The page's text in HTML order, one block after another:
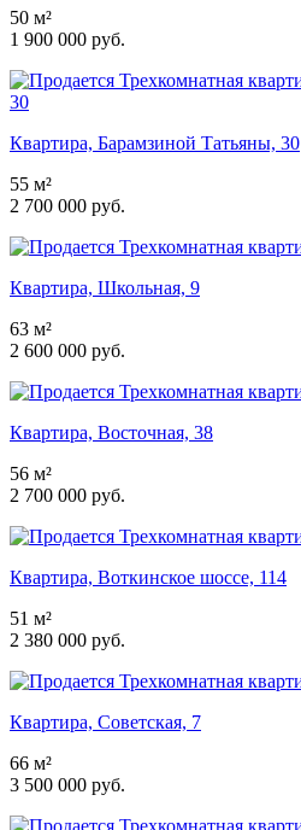
50 м²
1 900 000 руб.
Квартира, Барамзиной Татьяны, 30
55 м²
2 700 000 руб.
Квартира, Школьная, 9
63 м²
2 600 000 руб.
Квартира, Восточная, 38
56 м²
2 700 000 руб.
Квартира, Воткинское шоссе, 114
51 м²
2 380 000 руб.
Квартира, Советская, 7
66 м²
3 500 000 руб.